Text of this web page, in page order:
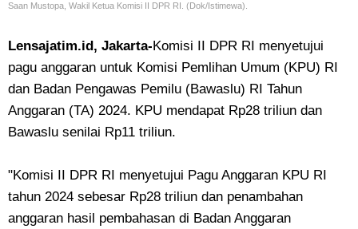
Saan Mustopa, Wakil Ketua Komisi II DPR RI. (Dok/Istimewa).
Lensajatim.id, Jakarta-Komisi II DPR RI menyetujui
pagu anggaran untuk Komisi Pemlihan Umum (KPU) RI
dan Badan Pengawas Pemilu (Bawaslu) RI Tahun
Anggaran (TA) 2024. KPU mendapat Rp28 triliun dan
Bawaslu senilai Rp11 triliun.
"Komisi II DPR RI menyetujui Pagu Anggaran KPU RI
tahun 2024 sebesar Rp28 triliun dan penambahan
anggaran hasil pembahasan di Badan Anggaran